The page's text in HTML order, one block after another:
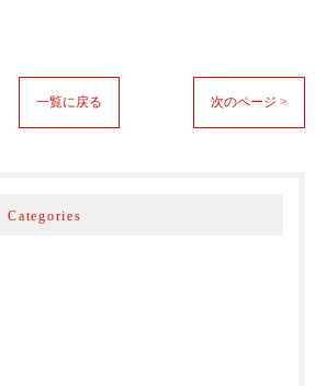
一覧に戻る 次のページ >
Categories